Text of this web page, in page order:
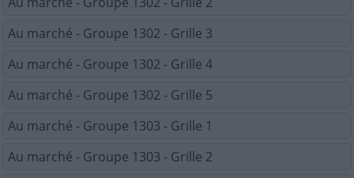
Au marché - Groupe 1302 - Grille 3
Au marché - Groupe 1302 - Grille 4
Au marché - Groupe 1302 - Grille 5
Au marché - Groupe 1303 - Grille 1
Au marché - Groupe 1303 - Grille 2